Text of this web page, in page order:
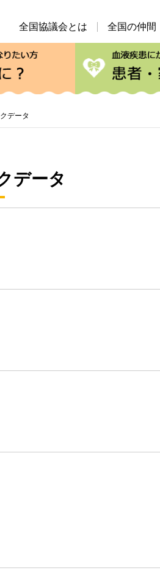
全国協議会とは 全国の仲間
こと 骨髄バンクのドナーにな
データ
データ